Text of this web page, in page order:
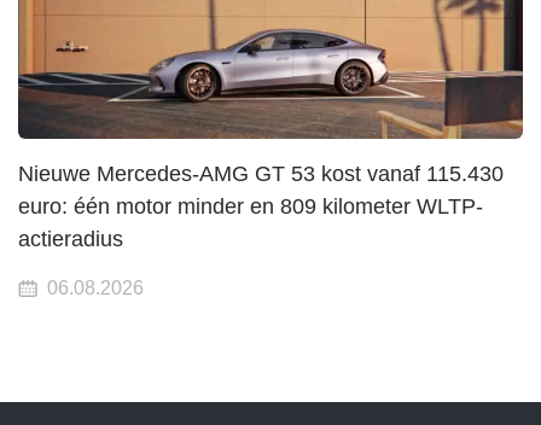
Nieuwe Mercedes-AMG GT 53 kost vanaf 115.430
euro: één motor minder en 809 kilometer WLTP-
actieradius
06.08.2026